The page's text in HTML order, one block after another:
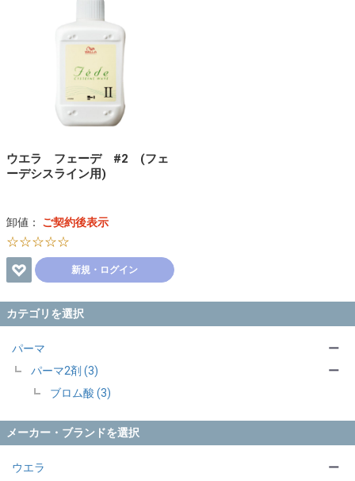
カテゴリを選択
パーマ
パーマ2剤 (3)
ブロム酸 (3)
ー
ー
メーカー・ブランドを選択
ウエラ
ー
ウエラ フェーデ #2 (フェ
ーデシスライン用)
卸値： ご契約後表示
☆☆☆☆☆
新規・ログイン